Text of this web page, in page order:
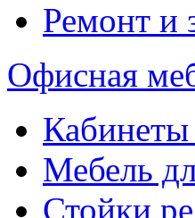
Ремонт и
Офисная
Кабинеты
Мебель
Стойки